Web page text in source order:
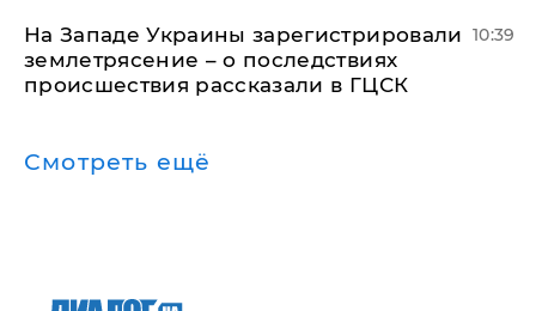
На Западе Украины зарегистрировали
землетрясение – о последствиях
происшествия рассказали в ГЦСК
10:39
Смотреть ещё